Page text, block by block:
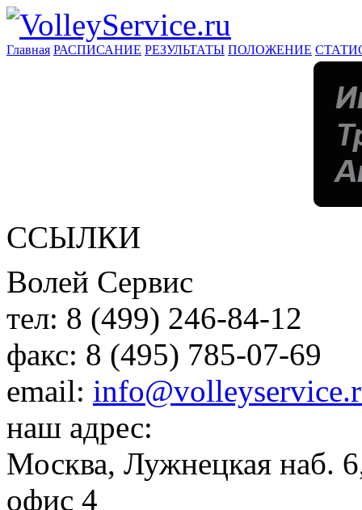
Главная РАСПИСАНИЕ РЕЗУЛЬТАТЫ ПОЛОЖЕНИЕ
ССЫЛКИ
Волей Сервис
тел: 8 (499) 246-84-12
факс: 8 (495) 785-07-69
email:
наш адрес:
Москва, Лужнецкая наб.
офис 4